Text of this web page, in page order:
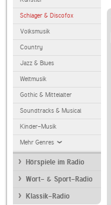
Schlager & Discofox
Volksmusik
Country
Jazz & Blues
Weltmusik
Gothic & Mittelalter
Soundtracks & Musical
Kinder-Musik
Mehr Genres
Hörspiele im Radio
Wort- & Sport-Radio
Klassik-Radio